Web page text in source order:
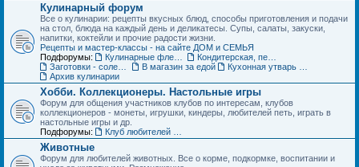
Кулинарный форум
Все о кулинарии: рецепты вкусных блюд, способы приготовления и подачи
на стол, блюда на каждый день и деликатесы. Супы, салаты, закуски,
напитки, коктейли и прочие радости жизни.
Рецепты и мастер-классы - на сайте ДОМ и СЕМЬЯ
Подфорумы:
В магазин за едой
Архив кулинарии
Хобби. Коллекционеры. Настольные игры
Форум для общения участников клубов по интересам, клубов
коллекционеров - монеты, игрушки, киндеры, любителей петь, играть в
настольные игры и др.
Подфорумы:
Животные
Форум для любителей животных. Все о корме, подкормке, воспитании и